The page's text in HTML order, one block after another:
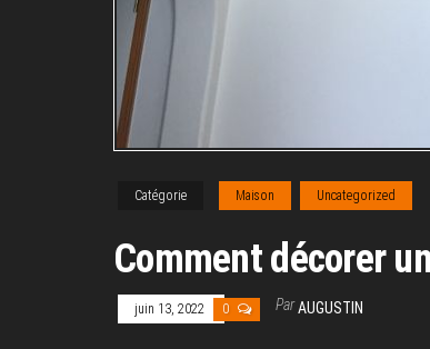
Catégorie Maison Uncategorized
Comment décorer
juin 13, 2022 0 ParAUGUSTIN